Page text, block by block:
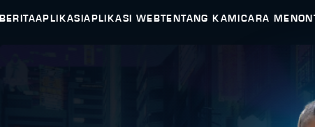
BERITAAPLIKASIAPLIKASI WEBTENTANG KAMI CARA